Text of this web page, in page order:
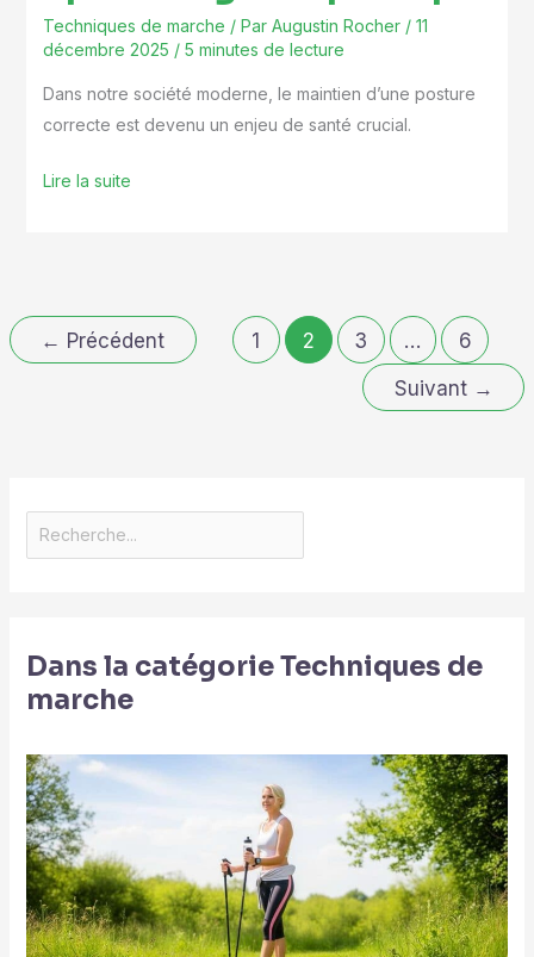
Techniques de marche / Par Augustin Rocher / 11
décembre 2025 / 5 minutes de lecture
Dans notre société moderne, le maintien d’une posture
correcte est devenu un enjeu de santé crucial.
Lire la suite
← Précédent 1 2 3 …
6
Suivant →
Dans la catégorie Techniques de
marche